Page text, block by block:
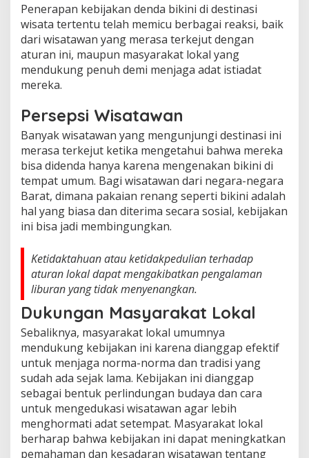
Penerapan kebijakan denda bikini di destinasi
wisata tertentu telah memicu berbagai reaksi, baik
dari wisatawan yang merasa terkejut dengan
aturan ini, maupun masyarakat lokal yang
mendukung penuh demi menjaga adat istiadat
mereka.
Persepsi Wisatawan
Banyak wisatawan yang mengunjungi destinasi ini
merasa terkejut ketika mengetahui bahwa mereka
bisa didenda hanya karena mengenakan bikini di
tempat umum. Bagi wisatawan dari negara-negara
Barat, dimana pakaian renang seperti bikini adalah
hal yang biasa dan diterima secara sosial, kebijakan
ini bisa jadi membingungkan.
Ketidaktahuan atau ketidakpedulian terhadap
aturan lokal dapat mengakibatkan pengalaman
liburan yang tidak menyenangkan.
Dukungan Masyarakat Lokal
Sebaliknya, masyarakat lokal umumnya
mendukung kebijakan ini karena dianggap efektif
untuk menjaga norma-norma dan tradisi yang
sudah ada sejak lama. Kebijakan ini dianggap
sebagai bentuk perlindungan budaya dan cara
untuk mengedukasi wisatawan agar lebih
menghormati adat setempat. Masyarakat lokal
berharap bahwa kebijakan ini dapat meningkatkan
pemahaman dan kesadaran wisatawan tentang